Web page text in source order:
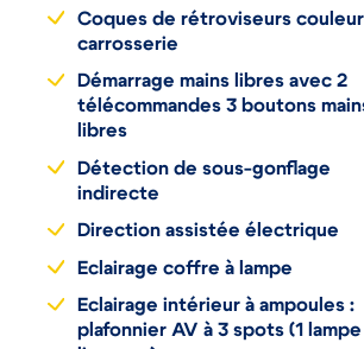
Coques de rétroviseurs couleur
carrosserie
Démarrage mains libres avec 2
télécommandes 3 boutons
libres
Détection de sous-gonflage
indirecte
Direction assistée électrique
Eclairage coffre à lampe
Eclairage intérieur à ampoules :
plafonnier AV à 3 spots (1